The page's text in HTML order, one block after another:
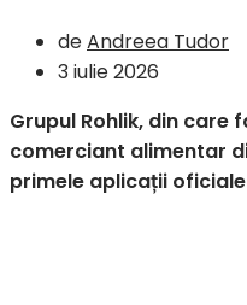
deAndreea Tudor
3 iulie 2026
Grupul Rohlik, din care
comerciant alimentar
primele aplicații